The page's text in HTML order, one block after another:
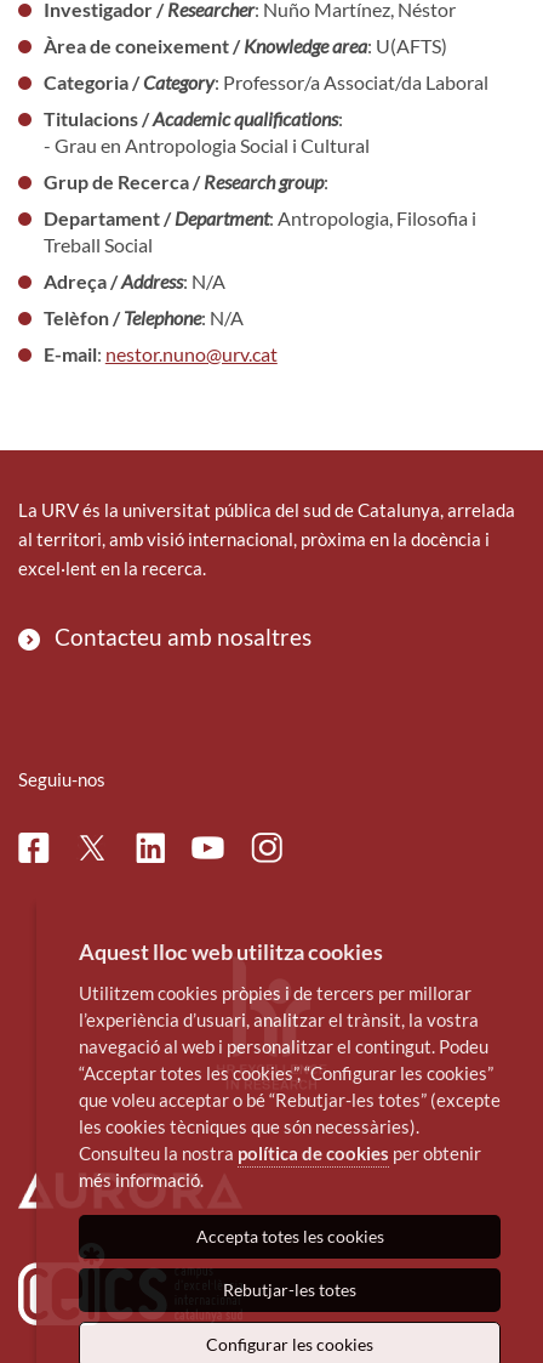
Investigador /Researcher: Nuño Martínez, Néstor
Àrea de coneixement /Knowledge area: U(AFTS)
Categoria /Category: Professor/a Associat/da Laboral
Titulacions /Academic qualifications:
- Grau en Antropologia Social i Cultural
Grup de Recerca /Research group:
Departament /Department: Antropologia, Filosofia i
Treball Social
Adreça /Address: N/A
Telèfon /Telephone: N/A
E-mail: nestor.nuno@urv.cat
La URV és la universitat pública del sud de Catalunya, arrelada
al territori, amb visió internacional, pròxima en la docència i
excel·lent en la recerca.
Contacteu amb nosaltres
Seguiu-nos
FacebookTwitterLinkedinYoutubeInstagram
Aquest lloc web utilitza cookies
Utilitzem cookies pròpies i de tercers per millorar
l’experiència d’usuari, analitzar el trànsit, la vostra
navegació al web i personalitzar el contingut. Podeu
“Acceptar totes les cookies”, “Configurar les cookies”
que voleu acceptar o bé “Rebutjar-les totes” (excepte
les cookies tècniques que són necessàries).
Consulteu la nostra política de cookies per obtenir
més informació.
Accepta totes les cookies
Rebutjar-les totes
Configurar les cookies